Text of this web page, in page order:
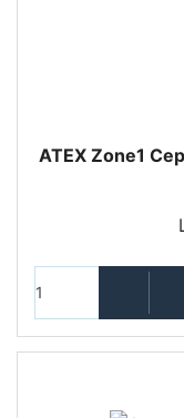
ATEX Zone1